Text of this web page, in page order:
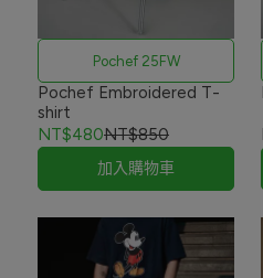
Pochef 25FW
Pochef Embroidered T-
shirt
NT$480NT$850
加入購物車